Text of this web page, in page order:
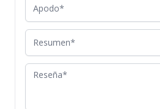
Resumen
Reseña